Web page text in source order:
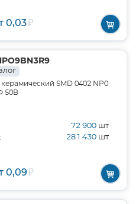
0,03₽
SMD 0402 NP0
50В
72 900 шт
281 430 шт
0,09₽